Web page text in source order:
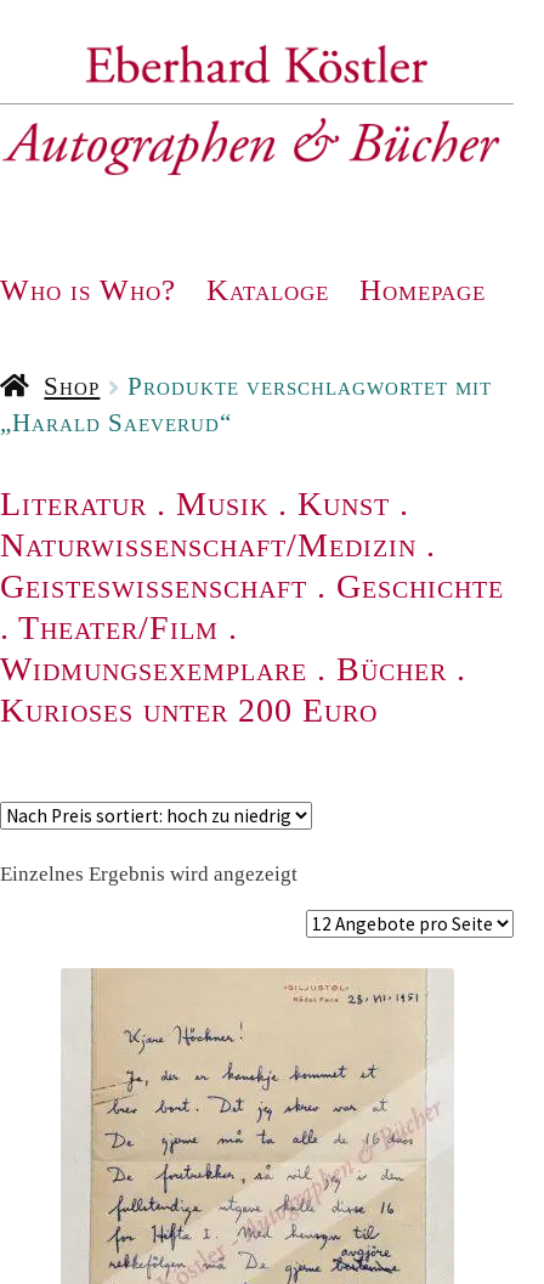
Navigation
Who is Who? Kataloge Homepage
Shop
Produkte verschlagwortet mit
„Harald Saeverud“
Literatur . Musik . Kunst .
Naturwissenschaft/Medizin .
Geisteswissenschaft . Geschichte
. Theater/Film .
Widmungsexemplare . Bücher .
Kurioses unter 200 Euro
Einzelnes Ergebnis wird angezeigt